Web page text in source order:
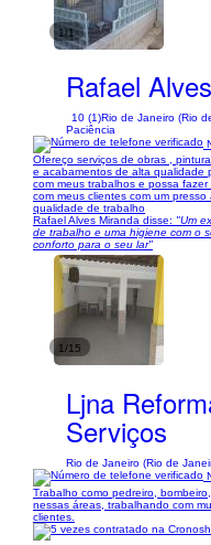
1/1
Rafael
10 (1)Rio de Janeiro (Rio
Paciência
Ofereço serviços de obras ,
e acabamentos de alta qualidade
com meus trabalhos e possa
com meus clientes com um
qualidade de trabalho
Rafael Alves Miranda disse: "Um
de trabalho e uma higiene com o
conforto para o seu lar"
1/15
Ljna
Serviços
Rio de Janeiro (Rio de
Trabalho como pedreiro,
nessas áreas, trabalhando com
clientes.